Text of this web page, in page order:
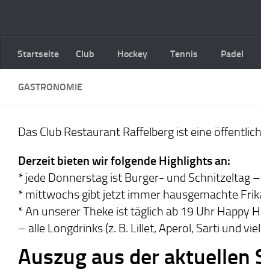
Startseite Club Hockey Tennis Padel
GASTRONOMIE
Das Club Restaurant Raffelberg ist eine
Derzeit bieten wir folgende Highlights an:
* jede Donnerstag ist Burger- und Schnitzeltag
* mittwochs gibt jetzt immer hausgemachte
* An unserer Theke ist täglich ab 19 Uhr Happy
– alle Longdrinks (z. B. Lillet, Aperol, Sarti und
Auszug aus der aktuellen